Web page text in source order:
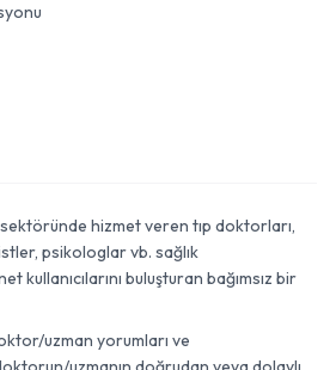
hizmet veren tıp doktorları,
psikologlar vb. sağlık
buluşturan bağımsız bir
uzman yorumları ve